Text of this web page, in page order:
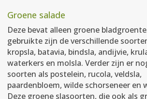
Groene salade
Deze bevat alleen groene
gebruikte zijn de verschillende
kropsla, batavia, bindsla, andijvie,
waterkers en molsla. Verder zijn er
soorten als postelein, rucola, veldsla,
paardenbloem, wilde schorseneer en
Deze groene slasoorten, die ook als